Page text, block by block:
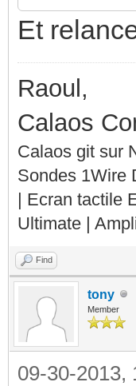
Et
Raoul,
Calaos
Calaos git sur
Sondes 1Wire
| Ecran tactile
Ultimate |
Find
tony
Member
09-30-2013,